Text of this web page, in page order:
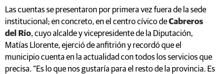
Las cuentas se presentaron por primera vez fuera de la sede
institucional; en concreto, en el centro cívico deCabreros
del Río, cuyo alcalde y vicepresidente de la Diputación,
Matías Llorente, ejerció de anfitrión y recordó que el
municipio cuenta en la actualidad con todos los servicios que
precisa. “Es lo que nos gustaría para el resto de la provincia. Es